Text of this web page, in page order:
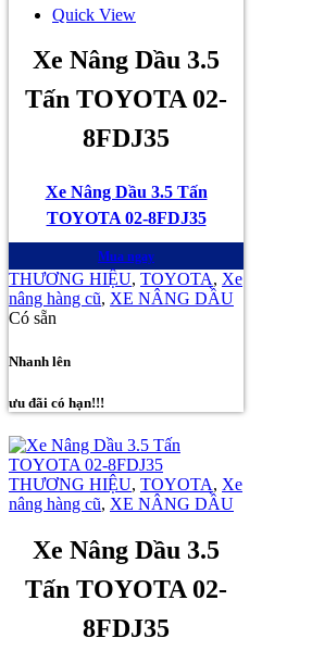
Quick View
Xe Nâng Dầu 3.5
Tấn TOYOTA 02-
8FDJ35
Xe Nâng Dầu 3.5 Tấn
TOYOTA 02-8FDJ35
Mua ngay
THƯƠNG HIỆU, TOYOTA, Xe
nâng hàng cũ, XE NÂNG DẦU
Có sẵn
Nhanh lên
ưu đãi có hạn!!!
THƯƠNG HIỆU, TOYOTA, Xe
nâng hàng cũ, XE NÂNG DẦU
Xe Nâng Dầu 3.5
Tấn TOYOTA 02-
8FDJ35